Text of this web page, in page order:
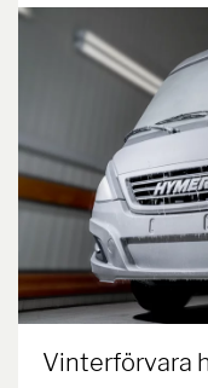
Vinterförvara